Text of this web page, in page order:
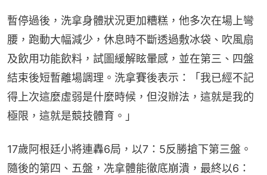
暫停過後，洗拿身體狀況更加糟糕，他多次在場上彎
腰，跑動大幅減少，休息時不斷透過敷冰袋、吹風扇
及飲用功能飲料，試圖緩解眩暈感，並在第三、四盤
結束後短暫離場調理。洗拿賽後表示：「我已經不記
得上次這麼虛弱是什麼時候，但沒辦法，這就是我的
極限，這就是競技體育。」
17歲阿根廷小將連轟6局，以7：5反勝搶下第三盤。
隨後的第四、五盤，冼拿體能徹底崩潰，最終以6：